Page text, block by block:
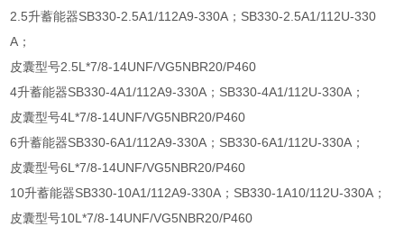
2.5升蓄能器SB330-2.5A1/112A9-330A；SB330-2.5A1/112U-330
A；
皮囊型号2.5L*7/8-14UNF/VG5NBR20/P460
4升蓄能器SB330-4A1/112A9-330A；SB330-4A1/112U-330A；
皮囊型号4L*7/8-14UNF/VG5NBR20/P460
6升蓄能器SB330-6A1/112A9-330A；SB330-6A1/112U-330A；
皮囊型号6L*7/8-14UNF/VG5NBR20/P460
10升蓄能器SB330-10A1/112A9-330A；SB330-1A10/112U-330A；
皮囊型号10L*7/8-14UNF/VG5NBR20/P460